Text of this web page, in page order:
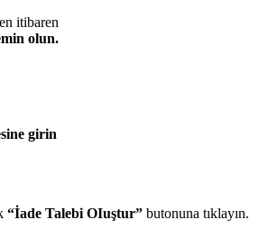
itibaren
olun.
girin
“İade Talebi OIuştur” butonuna tıklayın.